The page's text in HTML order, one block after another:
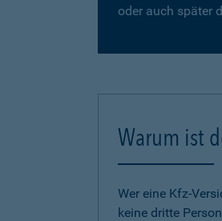
oder auch später
Warum ist
Wer eine Kfz-
keine dritte